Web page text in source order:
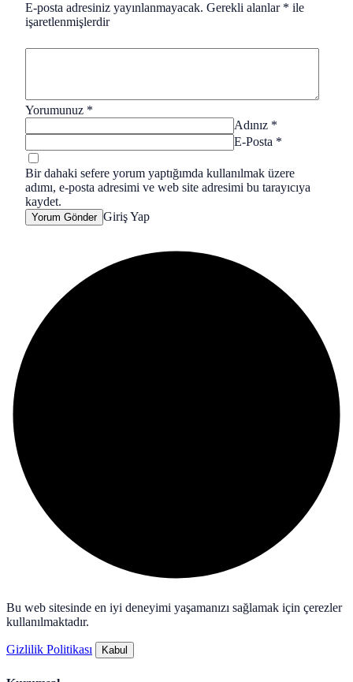
E-posta adresiniz yayınlanmayacak. Gerekli alanlar * ile
işaretlenmişlerdir
Yorumunuz *
Adınız *
E-Posta *
Bir dahaki sefere yorum yaptığımda kullanılmak üzere
adımı, e-posta adresimi ve web site adresimi bu tarayıcıya
kaydet.
Yorum Gönder Giriş Yap
Bu web sitesinde en iyi deneyimi yaşamanızı sağlamak için çerezler
kullanılmaktadır.
Gizlilik Politikası Kabul